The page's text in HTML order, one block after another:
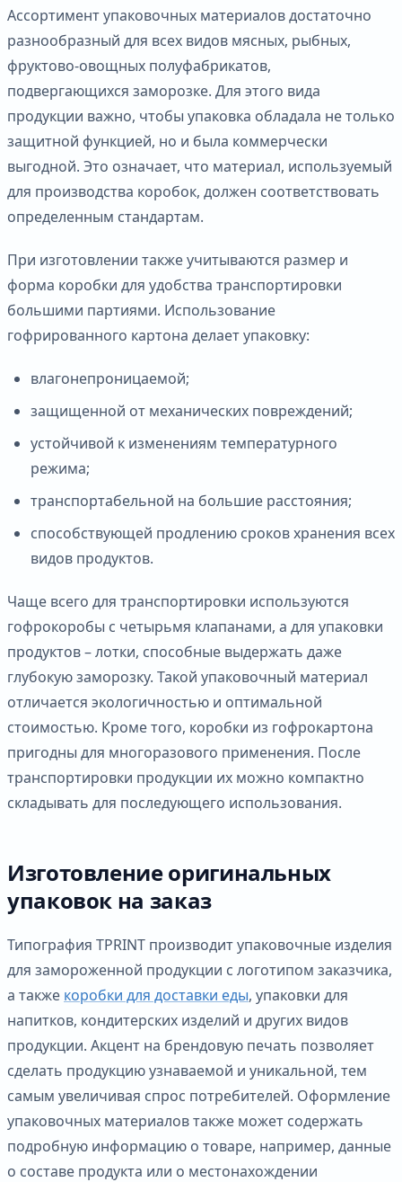
Ассортимент упаковочных материалов достаточно
разнообразный для всех видов мясных, рыбных,
фруктово-овощных полуфабрикатов,
подвергающихся заморозке. Для этого вида
продукции важно, чтобы упаковка обладала не только
защитной функцией, но и была коммерчески
выгодной. Это означает, что материал, используемый
для производства коробок, должен соответствовать
определенным стандартам.
При изготовлении также учитываются размер и
форма коробки для удобства транспортировки
большими партиями. Использование
гофрированного картона делает упаковку:
влагонепроницаемой;
защищенной от механических повреждений;
устойчивой к изменениям температурного
режима;
транспортабельной на большие расстояния;
способствующей продлению сроков хранения всех
видов продуктов.
Чаще всего для транспортировки используются
гофрокоробы с четырьмя клапанами, а для упаковки
продуктов – лотки, способные выдержать даже
глубокую заморозку. Такой упаковочный материал
отличается экологичностью и оптимальной
стоимостью. Кроме того, коробки из гофрокартона
пригодны для многоразового применения. После
транспортировки продукции их можно компактно
складывать для последующего использования.
Изготовление оригинальных
упаковок на заказ
Типография TPRINT производит упаковочные изделия
для замороженной продукции с логотипом заказчика,
а также коробки для доставки еды, упаковки для
напитков, кондитерских изделий и других видов
продукции. Акцент на брендовую печать позволяет
сделать продукцию узнаваемой и уникальной, тем
самым увеличивая спрос потребителей. Оформление
упаковочных материалов также может содержать
подробную информацию о товаре, например, данные
о составе продукта или о местонахождении